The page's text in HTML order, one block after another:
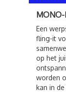
MONO-
Een
fling-it
op het
worden
kan in